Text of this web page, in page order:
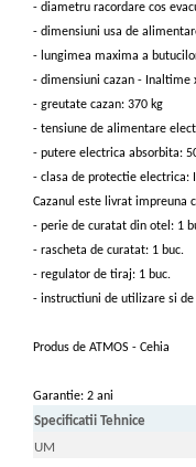
Vase de expansiune
Incazire in Pardoseala
Incalzire clasica in
Teava incalzire
PLACA NUTURI/TACKER
Grupuri de pompare si
Distribuitoare
Cutii distribuitor
Automatizare
Banda perimetrala
Accesorii
Pompe de caldura
Termostate de Ambient
Panouri fotovoltaice
- diametru racordare cos
- dimensiuni usa de
- lungimea maxima a
- dimensiuni cazan - Inaltime
- greutate cazan: 370 kg
- tensiune de alimentare
- putere electrica absorbita:
- clasa de protectie electrica:
Cazanul este livrat impreuna
- perie de curatat din otel: 1
- rascheta de curatat: 1 buc.
- regulator de tiraj: 1 buc.
- instructiuni de utilizare si
Produs de ATMOS - Cehia
Garantie: 2 ani
Specificatii Tehnice
UM